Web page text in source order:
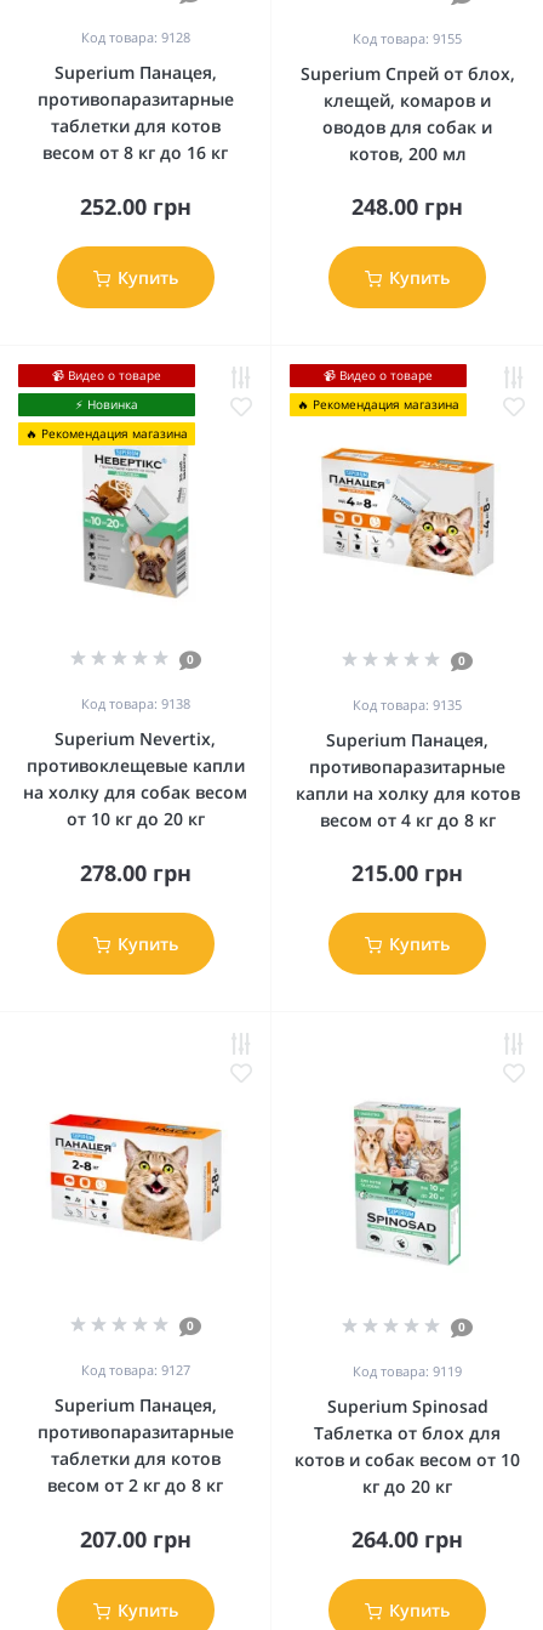
Код товара: 9128
Superium Панацея,
противопаразитарные
таблетки для котов
весом от 8 кг до 16 кг
252.00 грн
Купить
Код товара: 9155
Superium Спрей от блох,
клещей, комаров и
оводов для собак и
котов, 200 мл
248.00 грн
Купить
📹 Видео о товаре
⚡️ Новинка
🔥 Рекомендация магазина
0
Код товара: 9138
Superium Nevertix,
противоклещевые капли
на холку для собак весом
от 10 кг до 20 кг
278.00 грн
Купить
📹 Видео о товаре
🔥 Рекомендация магазина
0
Код товара: 9135
Superium Панацея,
противопаразитарные
капли на холку для котов
весом от 4 кг до 8 кг
215.00 грн
Купить
0
Код товара: 9127
Superium Панацея,
противопаразитарные
таблетки для котов
весом от 2 кг до 8 кг
207.00 грн
Купить
0
Код товара: 9119
Superium Spinosad
Таблетка от блох для
котов и собак весом от 10
кг до 20 кг
264.00 грн
Купить